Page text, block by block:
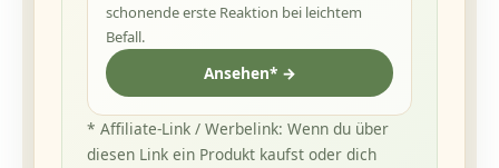
schonende erste Reaktion bei leichtem
Befall.
Ansehen* →
* Affiliate-Link / Werbelink: Wenn du über
diesen Link ein Produkt kaufst oder dich